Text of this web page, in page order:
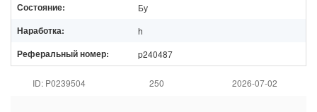
Состояние: Бу
Наработка: h
Реферальный номер: p240487
ID: P0239504 250 2026-07-02